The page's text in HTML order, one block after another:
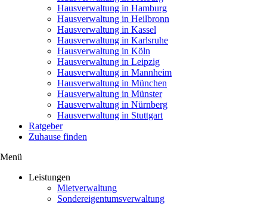
Hausverwaltung in Hamburg
Hausverwaltung in Heilbronn
Hausverwaltung in Kassel
Hausverwaltung in Karlsruhe
Hausverwaltung in Köln
Hausverwaltung in Leipzig
Hausverwaltung in Mannheim
Hausverwaltung in München
Hausverwaltung in Münster
Hausverwaltung in Nürnberg
Hausverwaltung in Stuttgart
Ratgeber
Zuhause finden
Menü
Leistungen
Mietverwaltung
Sondereigentumsverwaltung